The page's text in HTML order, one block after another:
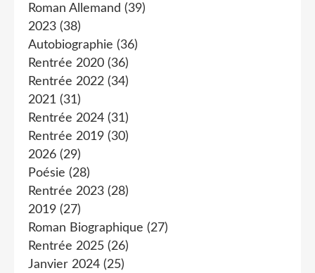
Roman Allemand (39)
2023 (38)
Autobiographie (36)
Rentrée 2020 (36)
Rentrée 2022 (34)
2021 (31)
Rentrée 2024 (31)
Rentrée 2019 (30)
2026 (29)
Poésie (28)
Rentrée 2023 (28)
2019 (27)
Roman Biographique (27)
Rentrée 2025 (26)
Janvier 2024 (25)